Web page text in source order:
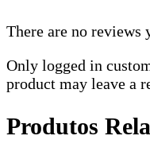
There are no reviews
Only logged in
product may leave a
Produtos